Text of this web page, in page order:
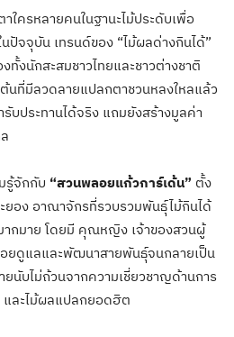
ใครหลายคนในฐานะไม้ประดับเพื่อ
ปัจจุบัน เทรนด์ของ “ไม้ผลด่างกินได้”
ทั้งนักสะสมชาวไทยและชาวต่างชาติ
ต้นที่มีลวดลายแปลกตาชวนหลงใหลแล้ว
บประทานได้จริง แถมยังสร้างมูลค่า
รู้จักกับ “สวนพลอยแก้วการ์เด้น” ตั้ง
ยอง อาณาจักรที่รวบรวมพันธุ์ไม้กินได้
ากมาย โดยมี คุณหญิง เจ้าของสวนผู้
อยดูแลและพัฒนาสายพันธุ์จนกลายเป็น
นับไม่ถ้วน​จากความเชี่ยวชาญด้านการ
และไม้ผลแปลกยอดฮิต